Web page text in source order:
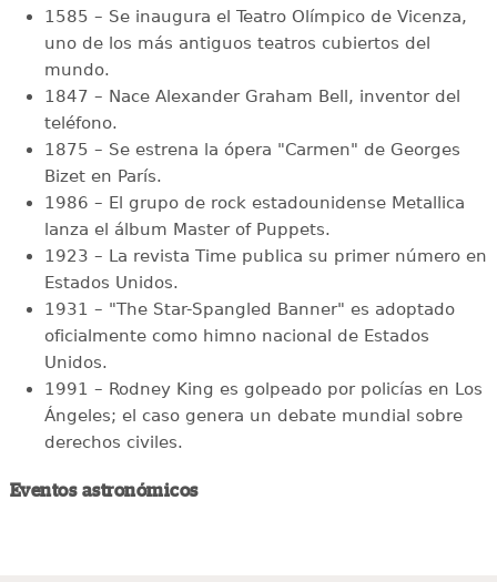
1585 – Se inaugura el Teatro Olímpico de Vicenza,
uno de los más antiguos teatros cubiertos del
mundo.
1847 – Nace Alexander Graham Bell, inventor del
teléfono.
1875 – Se estrena la ópera "Carmen" de Georges
Bizet en París.
1986 – El grupo de rock estadounidense Metallica
lanza el álbum Master of Puppets.
1923 – La revista Time publica su primer número en
Estados Unidos.
1931 – "The Star-Spangled Banner" es adoptado
oficialmente como himno nacional de Estados
Unidos.
1991 – Rodney King es golpeado por policías en Los
Ángeles; el caso genera un debate mundial sobre
derechos civiles.
Eventos astronómicos